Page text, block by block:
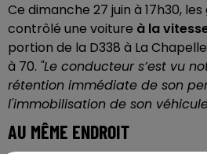
Ce dimanche 27 juin à 17h30,
contrôlé une voiture à la
portion de la D338 à La
à 70. "Le conducteur s’est vu
rétention immédiate de son
l'immobilisation de son
AU MÊME ENDROIT